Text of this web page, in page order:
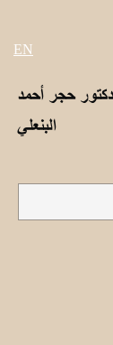
حجر أحمد
البنعلي
EN